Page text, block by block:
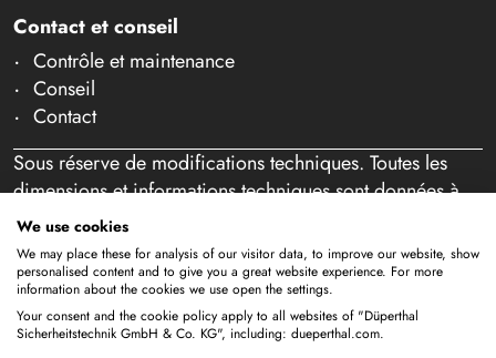
Contact et conseil
Contrôle et maintenance
Conseil
Contact
Sous réserve de modifications techniques. Toutes les
dimensions et informations techniques sont données à
titre indicatif. Sous réserve d'erreurs et de fautes de
frappe. Notre offre s'adresse exclusivement aux
professionnels au sens de l'article 14 BGB. Aucune vente
aux particuliers n'a lieu. En utilisant ce site Web et en
passant éventuellement commande, vous confirmez agir
We use cookies
We may place these for analysis of our visitor data, to improve our website, show
personalised content and to give you a great website experience. For more
information about the cookies we use open the settings.
Your consent and the cookie policy apply to all websites of "Düperthal
Sicherheitstechnik GmbH & Co. KG", including: dueperthal.com.